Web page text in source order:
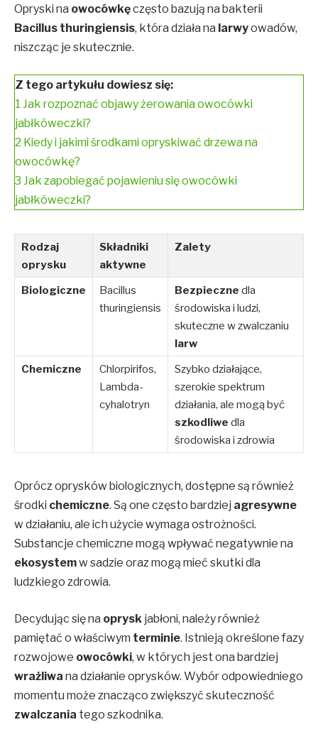
Opryski na owocówkęczęsto bazują na bakterii
Bacillus thuringiensis, która działa na larwyowadów,
niszcząc je skutecznie.
Z tego artykułu dowiesz się:
1 Jak rozpoznać objawy żerowania owocówki
jabłkóweczki?
2 Kiedy i jakimi środkami opryskiwać drzewa na
owocówkę?
3 Jak zapobiegać pojawieniu się owocówki
jabłkóweczki?
Rodzaj
oprysku
Składniki
aktywne
Zalety
Biologiczne
Bacillus
thuringiensis
Bezpieczne dla
środowiska i ludzi,
skuteczne w zwalczaniu
larw
Chemiczne
Chlorpirifos,
Lambda-
cyhalotryn
Szybko działające,
szerokie spektrum
działania, ale mogą być
szkodliwe dla
środowiska i zdrowia
Oprócz oprysków biologicznych, dostępne są również
środki chemiczne. Są one często bardziej agresywne
w działaniu, ale ich użycie wymaga ostrożności.
Substancje chemiczne mogą wpływać negatywnie na
ekosystemw sadzie oraz mogą mieć skutki dla
ludzkiego zdrowia.
Decydując się na oprysk jabłoni, należy również
pamiętać o właściwym terminie. Istnieją określone fazy
rozwojowe owocówki, w których jest ona bardziej
wrażliwa na działanie oprysków. Wybór odpowiedniego
momentu może znacząco zwiększyć skuteczność
zwalczania tego szkodnika.